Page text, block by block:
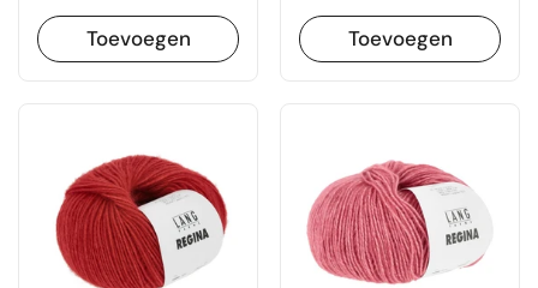
Toevoegen Toevoegen